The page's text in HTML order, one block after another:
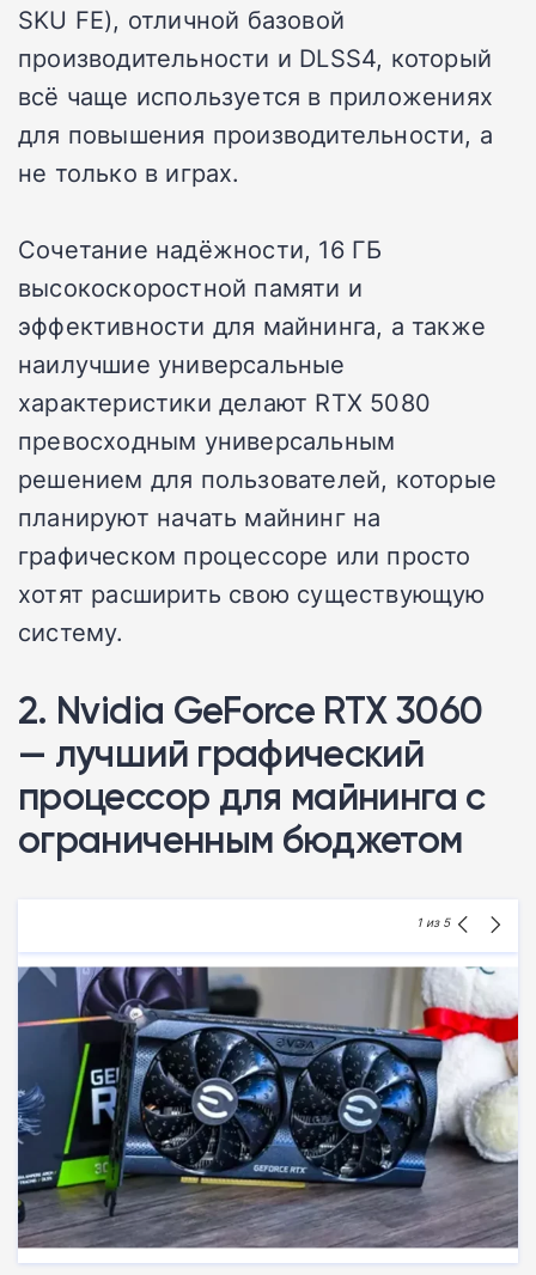
SKU FE), отличной базовой
производительности и DLSS4, который
всё чаще используется в приложениях
для повышения производительности, а
не только в играх.
Сочетание надёжности, 16 ГБ
высокоскоростной памяти и
эффективности для майнинга, а также
наилучшие универсальные
характеристики делают RTX 5080
превосходным универсальным
решением для пользователей, которые
планируют начать майнинг на
графическом процессоре или просто
хотят расширить свою существующую
систему.
2. Nvidia GeForce RTX 3060
— лучший графический
процессор для майнинга с
ограниченным бюджетом
1 из 5